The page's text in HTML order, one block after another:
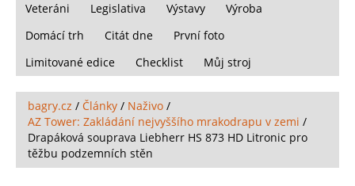
Veteráni
Legislativa Výstavy
Výroba
Domácí trh
Citát dne
První foto
Limitované edice
Checklist Můj stroj
bagry.cz / Články / Naživo /
AZ Tower: Zakládání nejvyššího mrakodrapu v zemi /
Drapáková souprava Liebherr HS 873 HD Litronic pro
těžbu podzemních stěn